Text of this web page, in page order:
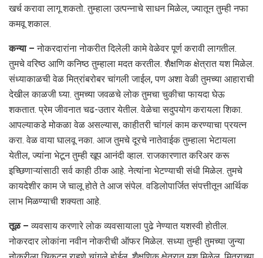
खर्च करावा लागू शकतो. तुम्हाला उत्पन्नाचे साधन मिळेल, ज्यातून तुम्ही नफा
कमवू शकाल.
कन्या – नोकरदारांना नोकरीत दिलेली कामे वेळेवर पूर्ण करावी लागतील.
तुमचे वरिष्ठ आणि कनिष्ठ तुम्हाला मदत करतील. शैक्षणिक क्षेत्रात यश मिळेल.
संध्याकाळची वेळ मित्रांबरोबर चांगली जाईल, पण अशा वेळी तुमच्या आहाराची
देखील काळजी घ्या. तुमच्या जवळचे लोक तुमचा चुकीचा फायदा घेऊ
शकतात. प्रेम जीवनात चढ-उतार येतील. वेळेचा सदुपयोग करायला शिका.
आपल्याकडे मोकळा वेळ असल्यास, काहीतरी चांगलं काम करण्याचा प्रयत्न
करा. वेळ वाया घालवू नका. आज तुमचे दूरचे नातेवाईक तुम्हाला भेटायला
येतील, ज्यांना भेटून तुम्ही खूप आनंदी व्हाल. राजकारणात करिअर करू
इच्छिणाऱ्यांसाठी सर्व काही ठीक आहे. नेत्यांना भेटण्याची संधी मिळेल. तुमचे
कायदेशीर काम जे चालू होते ते आज संपेल. वडिलोपार्जित संपत्तीतून आर्थिक
लाभ मिळण्याची शक्यता आहे.
तूळ – व्यवसाय करणारे लोक व्यवसायाला पुढे नेण्यात यशस्वी होतील.
नोकरदार लोकांना नवीन नोकरीची ऑफर मिळेल. सध्या तुम्ही तुमच्या जुन्या